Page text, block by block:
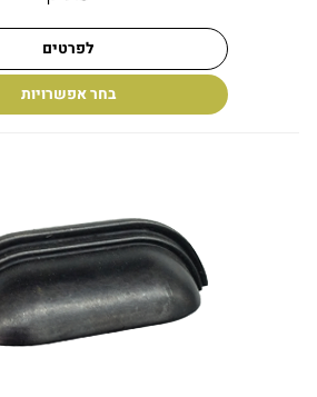
לפרטים
בחר אפשרויות